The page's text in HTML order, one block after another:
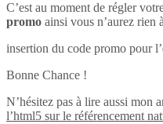
C’est au moment de régler
promo ainsi vous n’aurez rien
insertion du code promo pour
Bonne Chance !
N’hésitez pas à lire aussi mon
l’html5 sur le référencement